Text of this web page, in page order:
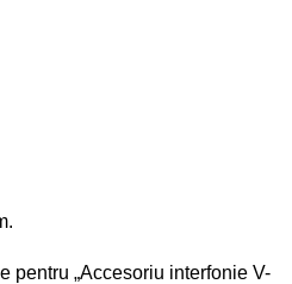
pentru „Accesoriu interfonie V-